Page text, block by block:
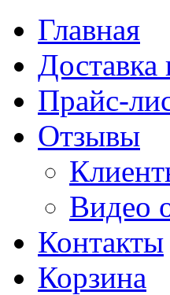
Главная
Доставка
Прайс-
Отзывы
Видео
Контакты
Корзина